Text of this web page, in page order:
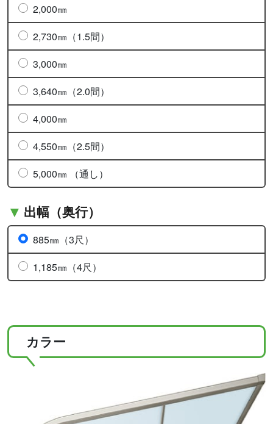
2,000㎜
2,730㎜（1.5間）
3,000㎜
3,640㎜（2.0間）
4,000㎜
4,550㎜（2.5間）
5,000㎜ （通し）
出幅（奥行）
885㎜（3尺）
1,185㎜（4尺）
カラー